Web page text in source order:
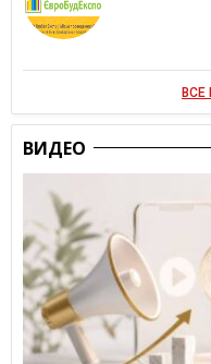
ВСЕ
ВИДЕО